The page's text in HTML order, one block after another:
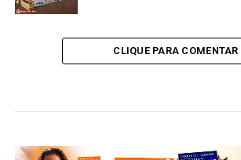
CLIQUE PARA COMENTAR